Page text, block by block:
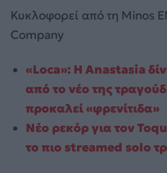
Κυκλοφορεί από τη Minos
Company
«Loca»: Η Anastasia
από το νέο της
προκαλεί «φρενίτιδα»
Νέο ρεκόρ για τον
το πιο streamed solo